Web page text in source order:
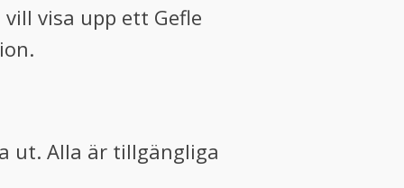
visa upp ett Gefle
ut. Alla är tillgängliga